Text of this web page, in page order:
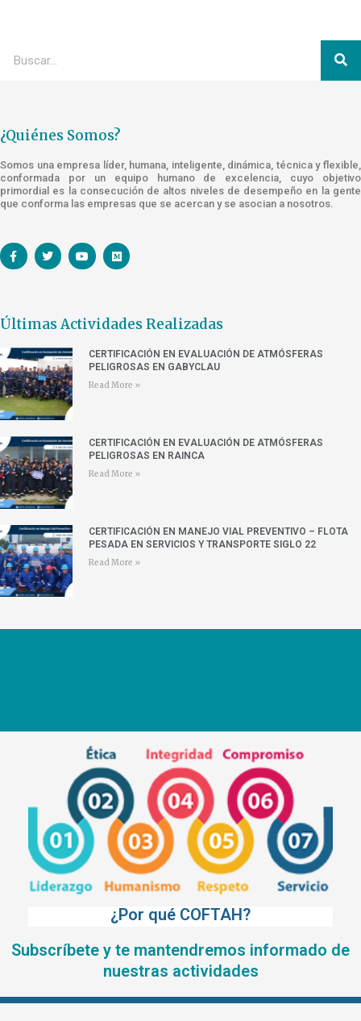
¿Quiénes Somos?
Somos una empresa líder, humana, inteligente, dinámica, técnica y flexible,
conformada por un equipo humano de excelencia, cuyo objetivo
primordial es la consecución de altos niveles de desempeño en la gente
que conforma las empresas que se acercan y se asocian a nosotros.
Últimas Actividades Realizadas
CERTIFICACIÓN EN EVALUACIÓN DE ATMÓSFERAS
PELIGROSAS EN GABYCLAU
Read More »
CERTIFICACIÓN EN EVALUACIÓN DE ATMÓSFERAS
PELIGROSAS EN RAINCA
Read More »
CERTIFICACIÓN EN MANEJO VIAL PREVENTIVO – FLOTA
PESADA EN SERVICIOS Y TRANSPORTE SIGLO 22
Read More »
¿Por qué COFTAH?
Subscríbete y te mantendremos informado de
nuestras actividades